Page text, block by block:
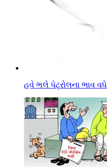
હવે ભલે પેટ્રોલના ભાવ વધે